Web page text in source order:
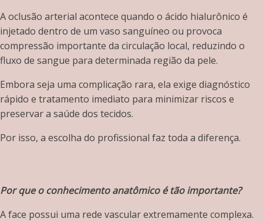
A oclusão arterial acontece quando o ácido hialurônico é
injetado dentro de um vaso sanguíneo ou provoca
compressão importante da circulação local, reduzindo o
fluxo de sangue para determinada região da pele.
Embora seja uma complicação rara, ela exige diagnóstico
rápido e tratamento imediato para minimizar riscos e
preservar a saúde dos tecidos.
Por isso, a escolha do profissional faz toda a diferença.
Por que o conhecimento anatômico é tão importante?
A face possui uma rede vascular extremamente complexa.